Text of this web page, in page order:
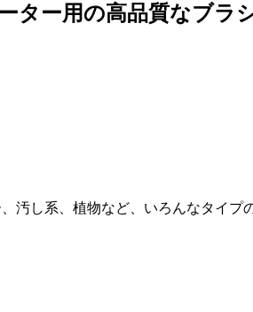
ター用の高品質なブラ
汚し系、植物など、いろんなタイプ